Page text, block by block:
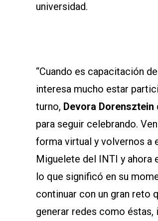
universidad.
“Cuando es capacitación
interesa mucho estar
turno, Devora Dorensztein
para seguir celebrando.
forma virtual y volvernos a
Miguelete del INTI y ahora
lo que significó en su
continuar con un gran reto
generar redes como éstas,